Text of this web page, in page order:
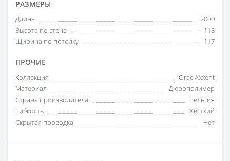
РАЗМЕРЫ
Длина
2000
Высота по стене
118
Ширина по потолку
117
ПРОЧИЕ
Коллекция
Orac Axxent
Материал
Дюрополимер
Страна производителя
Бельгия
Гибкость
Жесткий
Скрытая проводка
Нет